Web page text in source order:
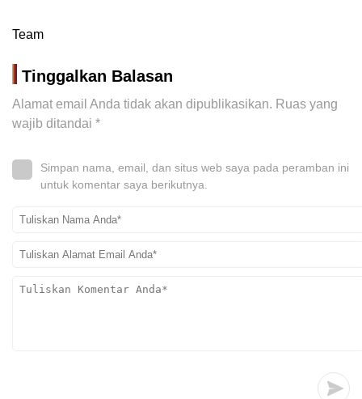
Team
Tinggalkan Balasan
Alamat email Anda tidak akan dipublikasikan. Ruas yang
wajib ditandai *
Simpan nama, email, dan situs web saya pada peramban ini
untuk komentar saya berikutnya.